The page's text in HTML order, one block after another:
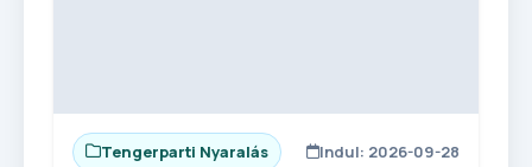
Tengerparti Nyaralás Indul: 2026-09-28